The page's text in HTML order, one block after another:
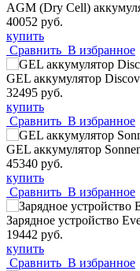
AGM (Dry Cell)
40052 руб.
купить
Сравнить В избранное
GEL аккумулятор
32495 руб.
купить
Сравнить В избранное
GEL аккумулятор
45340 руб.
купить
Сравнить В избранное
Зарядное устройство
19442 руб.
купить
Сравнить В избранное